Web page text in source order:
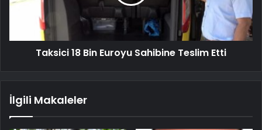
Taksici 18 Bin Euroyu Sahibine Teslim Etti
İlgili Makaleler